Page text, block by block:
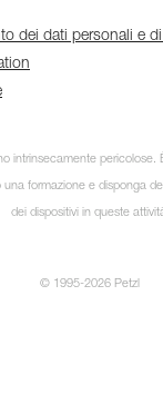
dei dati personali e
intrinsecamente pericolose.
formazione e disponga
dei dispositivi in queste
© 1995-2026 Petzl